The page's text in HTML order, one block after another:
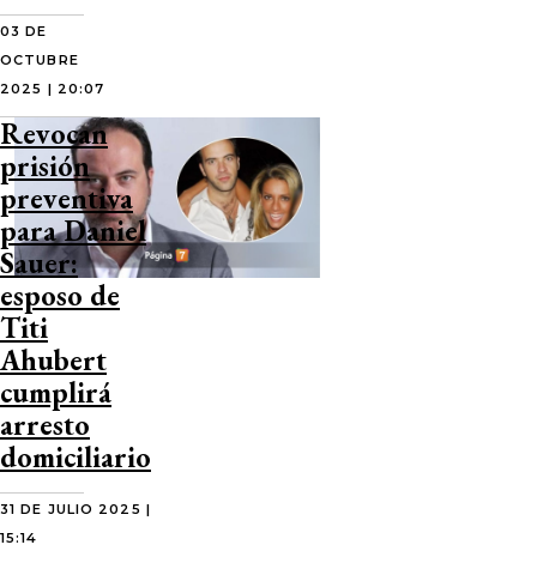
03 DE
OCTUBRE
2025 | 20:07
Revocan
prisión
preventiva
para Daniel
Sauer:
esposo de
Titi
Ahubert
cumplirá
arresto
domiciliario
31 DE JULIO 2025 |
15:14